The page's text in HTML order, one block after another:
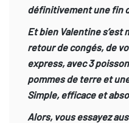
définitivement une fin
Et bien Valentine s’est
retour de congés, de
express, avec 3
pommes de terre et
Simple, efficace et
Alors, vous essayez